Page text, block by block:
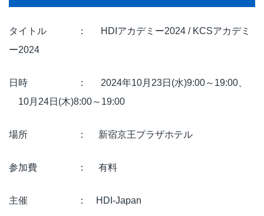
タイトル ： HDIアカデミー2024 / KCSアカデミ
ー2024
日時 ： 2024年10月23日(水)9:00～19:00、
10月24日(木)8:00～19:00
場所 ： 新宿京王プラザホテル
参加費 ： 有料
主催 ： HDI-Japan